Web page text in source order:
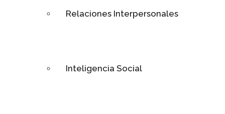
Relaciones Interpersonales
Inteligencia Social